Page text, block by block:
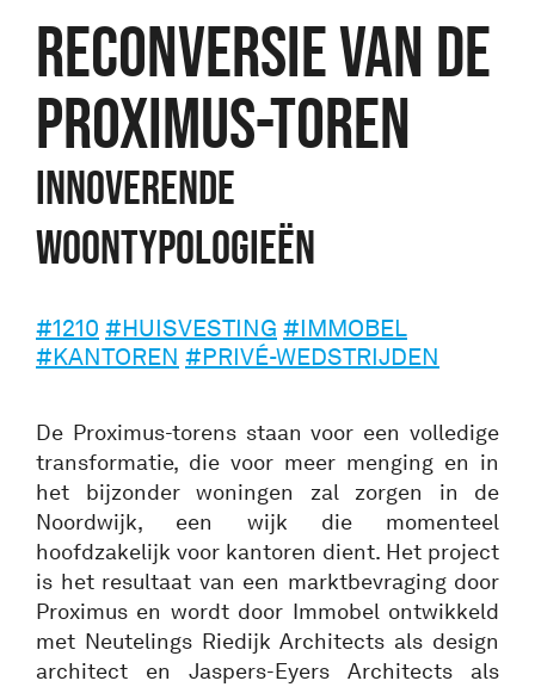
reconversie VAN DE
PROXIMUS-TOREN
innoverende
woontypologieën
#1210 #HUISVESTING #IMMOBEL
#KANTOREN #PRIVÉ-WEDSTRIJDEN
De Proximus-torens staan voor een volledige
transformatie, die voor meer menging en in
het bijzonder woningen zal zorgen in de
Noordwijk, een wijk die momenteel
hoofdzakelijk voor kantoren dient. Het project
is het resultaat van een marktbevraging door
Proximus en wordt door Immobel ontwikkeld
met Neutelings Riedijk Architects als design
architect en Jaspers-Eyers Architects als